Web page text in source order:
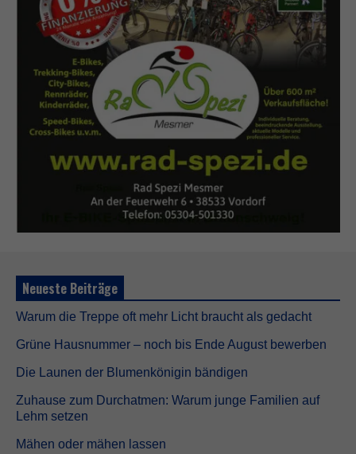
Neueste Beiträge
Warum die Treppe oft mehr Licht braucht als gedacht
Grüne Hausnummer – noch bis Ende August bewerben
Die Launen der Blumenkönigin bändigen
Zuhause zum Durchatmen: Warum junge Familien auf
Lehm setzen
Mähen oder mähen lassen